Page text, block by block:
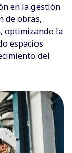
en la gestión
de obras,
optimizando la
espacios
del